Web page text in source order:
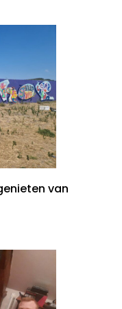
van